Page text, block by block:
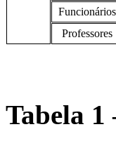
Funcionários
Professores
Tabela